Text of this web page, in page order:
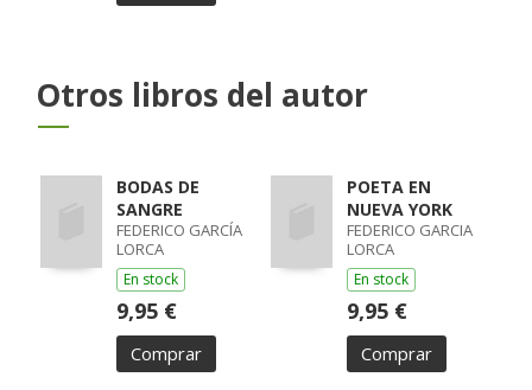
Otros libros del autor
BODAS DE
SANGRE
FEDERICO GARCÍA
LORCA
En stock
9,95 €
Comprar
POETA EN
NUEVA YORK
FEDERICO GARCIA
LORCA
En stock
9,95 €
Comprar